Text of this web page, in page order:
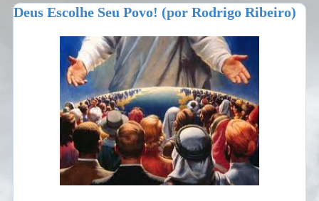
Deus Escolhe Seu Povo! (por Rodrigo Ribeiro)